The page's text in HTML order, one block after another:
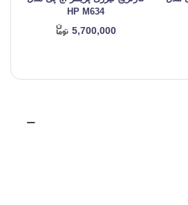
HP M634
5,700,000